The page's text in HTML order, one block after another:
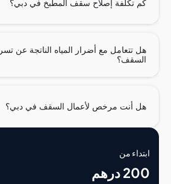
تكلفة إصلاح سقف المطبخ في دبي؟
مع أضرار المياه الناتجة عن تسرب فوق
أنت مرخص لأعمال السقف في دبي؟